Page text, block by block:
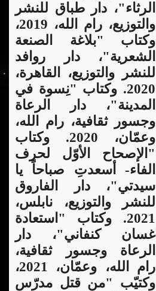
الرثاء"، دار طباق للنشر
والتوزيع، رام الله، 2019،
وكتاب "بلاغة الصنعة
الشعرية"، دار روافد
للنشر والتوزيع، القاهرة،
2020. وكتاب "نِسوة في
المدينة"، دار الرعاة
وجسور ثقافية، رام الله،
وعمّان، 2020. وكتاب
"الإصحاح الأوّل لحرف
الفاء- أسعدتِ صباحاً يا
سيدتي"، دار الفاروق
للنشر والتوزيع، نابلس،
2021. وكتاب "استعادة
غسان كنفاني"، دار
الرعاة وجسور ثقافية،
رام الله، وعمّان، 2021،
وكتيّب "من قتل مدرّس